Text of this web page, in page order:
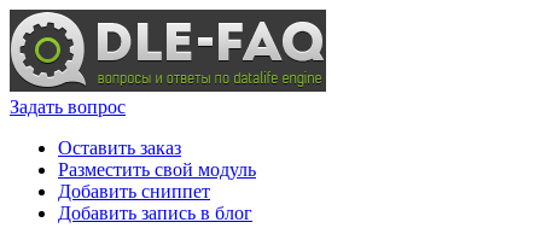
Задать вопрос
Оставить заказ
Разместить свой модуль
Добавить сниппет
Добавить запись в блог